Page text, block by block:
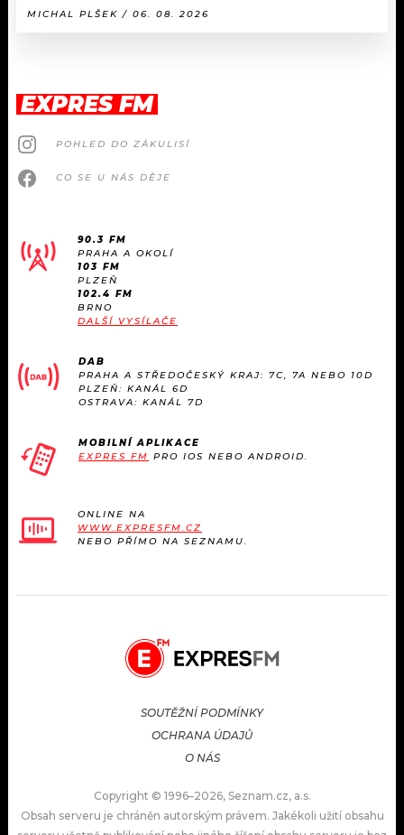
MICHAL PLŠEK / 06. 08. 2026
EXPRES FM
POHLED DO ZÁKULISÍ
CO SE U NÁS DĚJE
90.3 FM
PRAHA A OKOLÍ
103 FM
PLZEŇ
102.4 FM
BRNO
DALŠÍ VYSÍLAČE
DAB
PRAHA A STŘEDOČESKÝ KRAJ: 7C, 7A NEBO 10D
PLZEŇ: KANÁL 6D
OSTRAVA: KANÁL 7D
MOBILNÍ APLIKACE
EXPRES FM PRO IOS NEBO ANDROID.
ONLINE NA
WWW.EXPRESFM.CZ
NEBO PŘÍMO NA SEZNAMU.
SOUTĚŽNÍ PODMÍNKY
OCHRANA ÚDAJŮ
O NÁS
Copyright © 1996–2026, Seznam.cz, a.s.
Obsah serveru je chráněn autorským právem. Jakékoli užití obsahu